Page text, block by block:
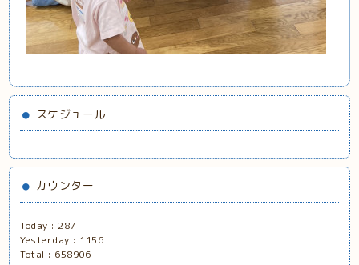
スケジュール
カウンター
Today :287
Yesterday : 1156
Total : 658906